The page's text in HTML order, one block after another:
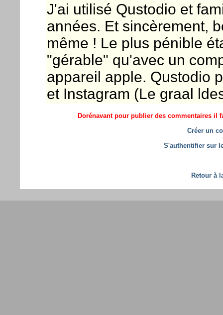
J'ai utilisé Qustodio et
années. Et sincèrement,
même ! Le plus pénible
"gérable" qu'avec un
appareil apple. Qustodio
et Instagram (Le graal
Dorénavant pour publier des commentaires il
Créer un
S'authentifier sur
Retour à